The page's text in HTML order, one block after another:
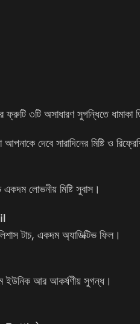
৩টি অসাধারণ সুগন্ধিতে ধামাকা
দেবে সারাদিনের মিষ্টি ও
লোভনীয় মিষ্টি সুবাস।
টাচ, একদম অ্যাডিক্টিভ ফিল।
ইউনিক আর আকর্ষণীয় সুগন্ধ।